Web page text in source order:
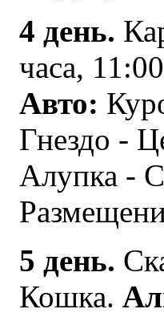
4 день.
часа,
Авто:
Гнездо -
Алупка -
5 день.
Кошка.